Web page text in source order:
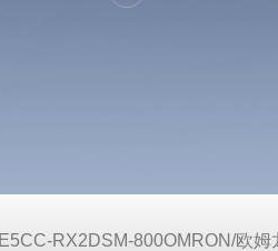
E5CC-RX2DSM-800OMRON/欧